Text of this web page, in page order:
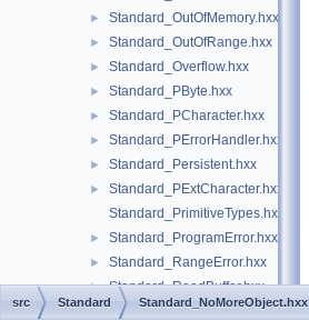
► Standard_OutOfMemory.hxx
► Standard_OutOfRange.hxx
► Standard_Overflow.hxx
► Standard_PByte.hxx
► Standard_PCharacter.hxx
► Standard_PErrorHandler.hxx
► Standard_Persistent.hxx
►
Standard_PExtCharacter.hxx
Standard_PrimitiveTypes.hxx
► Standard_ProgramError.hxx
► Standard_RangeError.hxx
► Standard_ReadBuffer.hxx
► Standard_ReadLineBuffer.hxx
src Standard Standard_NoMoreObject.hxx